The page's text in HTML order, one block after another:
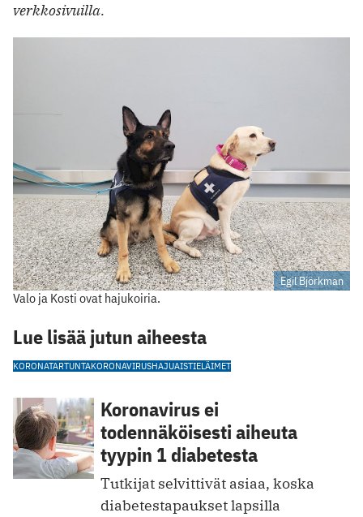
verkkosivuilla.
Egil Björkman
Valo ja Kosti ovat hajukoiria.
Lue lisää jutun aiheesta
KORONATARTUNTAKORONAVIRUSHAJUAISTIELÄIMET
Koronavirus ei
todennäköisesti aiheuta
tyypin 1 diabetesta
Tutkijat selvittivät asiaa, koska
diabetestapaukset lapsilla